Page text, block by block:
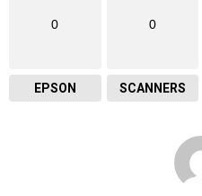
0
EPSON
0
SCANNERS